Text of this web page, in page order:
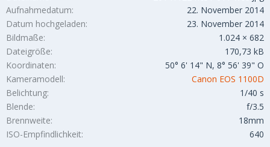
Aufnahmedatum
22. November 2014
Datum hochgeladen
23. November 2014
Bildmaße
1.024 × 682
Dateigröße
170,73 kB
Koordinaten
50° 6' 14" N, 8° 56' 39" O
Kameramodell
Canon EOS 1100D
Belichtung
1/40 s
Blende
f/3.5
Brennweite
18mm
ISO-Empfindlichkeit
640